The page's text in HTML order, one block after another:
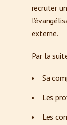
recruter
externe.
Par la
Sa
Les
Les